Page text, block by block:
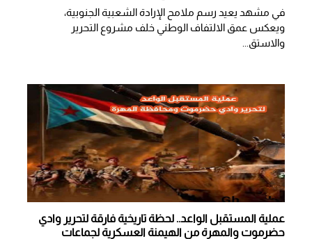
في مشهد يعيد رسم ملامح الإرادة الشعبية الجنوبية،
ويعكس عمق الالتفاف الوطني خلف مشروع التحرير
والاستق...
عملية المستقبل الواعد.. لحظة تاريخية فارقة لتحرير وادي
حضرموت والمهرة من الهيمنة العسكرية لجماعات